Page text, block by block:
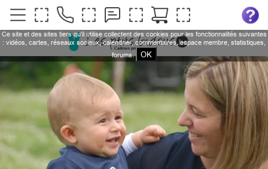
Ce site et des sites tiers qu'il utilise collectent des cookies pour les fonctionnalités suivantes
: vidéos, cartes, réseaux sociaux, calendrier, commentaires, espace membre, statistiques,
forums.
OK